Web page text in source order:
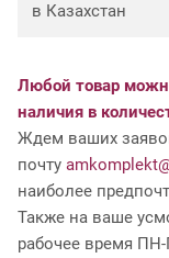
в Казахстан
Любой товар
наличия в
Ждем ваших
почту
наиболее
Также на ваше
рабочее время